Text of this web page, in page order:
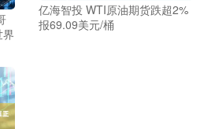
亿海智投 WTI原油期货跌超2%
报69.09美元/桶